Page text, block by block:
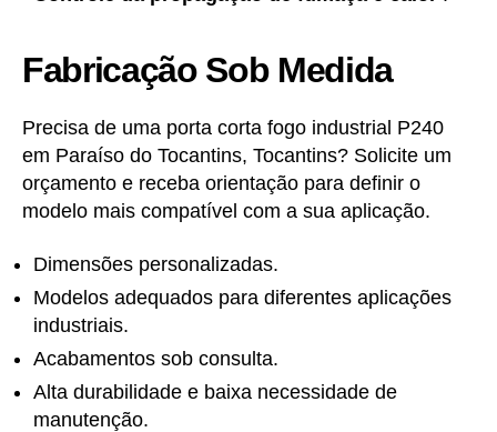
Fabricação Sob Medida
Precisa de uma porta corta fogo industrial P240
em Paraíso do Tocantins, Tocantins? Solicite um
orçamento e receba orientação para definir o
modelo mais compatível com a sua aplicação.
Dimensões personalizadas.
Modelos adequados para diferentes aplicações
industriais.
Acabamentos sob consulta.
Alta durabilidade e baixa necessidade de
manutenção.